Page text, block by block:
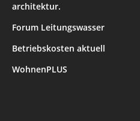
architektur.
Forum Leitungswasser
Betriebskosten aktuell
WohnenPLUS